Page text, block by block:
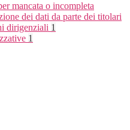
mancata o incompleta
dei dati da parte dei titolari
dirigenziali 1
1